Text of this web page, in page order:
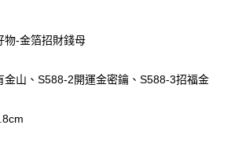
及費用金額請依後續交易確認頁面所載為準。
前往確認交易或遇審核未通過，訂單將自動取
過狀況，表示未達大哥付你分期系統評分，恕無
，「大哥付你分期」於每月結算日後寄送繳費提
，可選擇「超商條碼／台灣大直營門市／銀行轉
」等通路繳費。
商品之後才付款」的支付方式。 讓您購物簡單
不需綁卡、不需儲值。
簡訊認證，即可結帳。
務後，再付款。
先享後付」後，將跳轉至「AFTEE先享後付」
確認金額後，即可完成結帳。
收到繳費通知簡訊。
所提供之點數服務，可於會員專區綁定中華電信
使用 Hami Point 折抵消費金額 (1點等於1元)。
物-金箔招財錢母
金山、S588-2開運金密鑰、S588-3招福金